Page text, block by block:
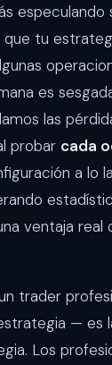
especulando
que tu
es
las
probar cada
a lo
ventaja real
trader
— es
Los